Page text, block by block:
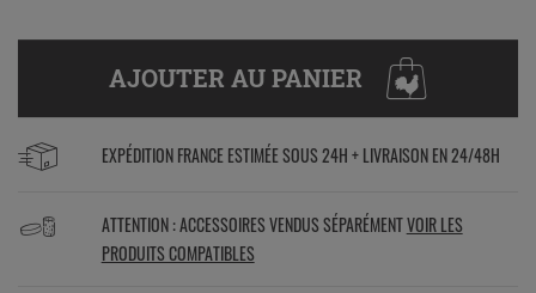
AJOUTER AU PANIER
EXPÉDITION FRANCE ESTIMÉE SOUS 24H + LIVRAISON EN 24/48H
ATTENTION : ACCESSOIRES VENDUS SÉPARÉMENTVOIR LES
PRODUITS COMPATIBLES